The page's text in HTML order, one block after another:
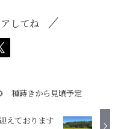
してね
種蒔きから見頃予定
えております